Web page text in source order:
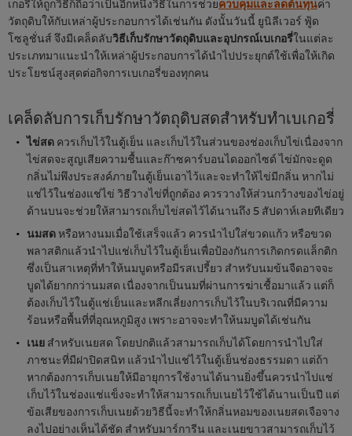
วัตถุดิบให้กับเหล่าผู้ประกอบการได้เช่นกัน ดังนั้นวันนี้ ยูนิลีเวอร์ ฟู้ด
โซลูชั่นส์ จึงมีเคล็ดลับวิธีเก็บรักษาวัตถุดิบและอุปกรณ์เบเกอรี่ในแต่ละ
ประเภทมาแนะนำให้เหล่าผู้ประกอบการได้นำไปประยุกต์ใช้เพื่อให้เกิด
ประโยชน์สูงสุดต่อกิจการเบเกอรี่ของทุกคน
เคล็ดลับการเก็บรักษาวัตถุดิบสดสำหรับทำเบเกอรี่
ไข่สด ควรเก็บไว้ในตู้เย็น และเก็บไว้ในส่วนของช่องเก็บไข่เนื่องจาก
ไข่สดจะสูญเสียความชื้นและก๊าซคาร์บอนไดออกไซด์ ไข่มักจะดูด
กลิ่นไม่พึงประสงค์ภายในตู้เย็นเอาไว้และจะทำให้ไข่มีกลิ่น หากไม่
แช่ไว้ในช่องแช่ไข่ วิธีวางไข่ที่ถูกต้อง ควรวางให้ส่วนกว้างของไข่อยู่
ด้านบนจะช่วยให้สามารถเก็บไข่สดไว้ได้นานถึง 5 สัปดาห์เลยทีเดียว
นมสดหรือหางนมเมื่อใช้เสร็จแล้ว ควรนำไปใส่ขวดแก้ว หรือขวด
พลาสติกแล้วนำไปแช่เก็บไว้ในตู้เย็นเพื่อป้องกันการเกิดกรดแล็กติก
ซึ่งเป็นสาเหตุที่ทำให้นมบูดหรือมีรสเปรี้ยว สำหรับนมข้นจืดอาจจะ
บูดได้ยากกว่านมสด เนื่องจากเป็นนมที่ผ่านการฆ่าเชื้อมาแล้ว แต่ก็
ต้องเก็บไว้ในตู้แช่เย็นและหลีกเลี่ยงการเก็บไว้ในบริเวณที่มีความ
ร้อนหรือพื้นที่ที่อุณหภูมิสูง เพราะอาจจะทำให้นมบูดได้เช่นกัน
เนย สำหรับเนยสด โดยปกติแล้วสามารถเก็บได้โดยการนำไปใส่
ภาชนะที่มีฝาปิดสนิท แล้วนำไปแช่ไว้ในตู้เย็นช่องธรรมดา แต่ถ้า
หากต้องการเก็บเนยให้มีอายุการใช้งานได้นานยิ่งขึ้นควรนำไปแช่
เก็บไว้ในช่องแช่แข็งจะทำให้สามารถเก็บเนยไว้ใช้ได้นานเป็นปี แต่
ข้อเสียของการเก็บเนยด้วยวิธีนี้จะทำให้กลิ่นหอมของเนยสดเจือจาง
ลงไปอย่างเห็นได้ชัด สำหรับมาร์การีน และเนยขาวสามารถเก็บไว้